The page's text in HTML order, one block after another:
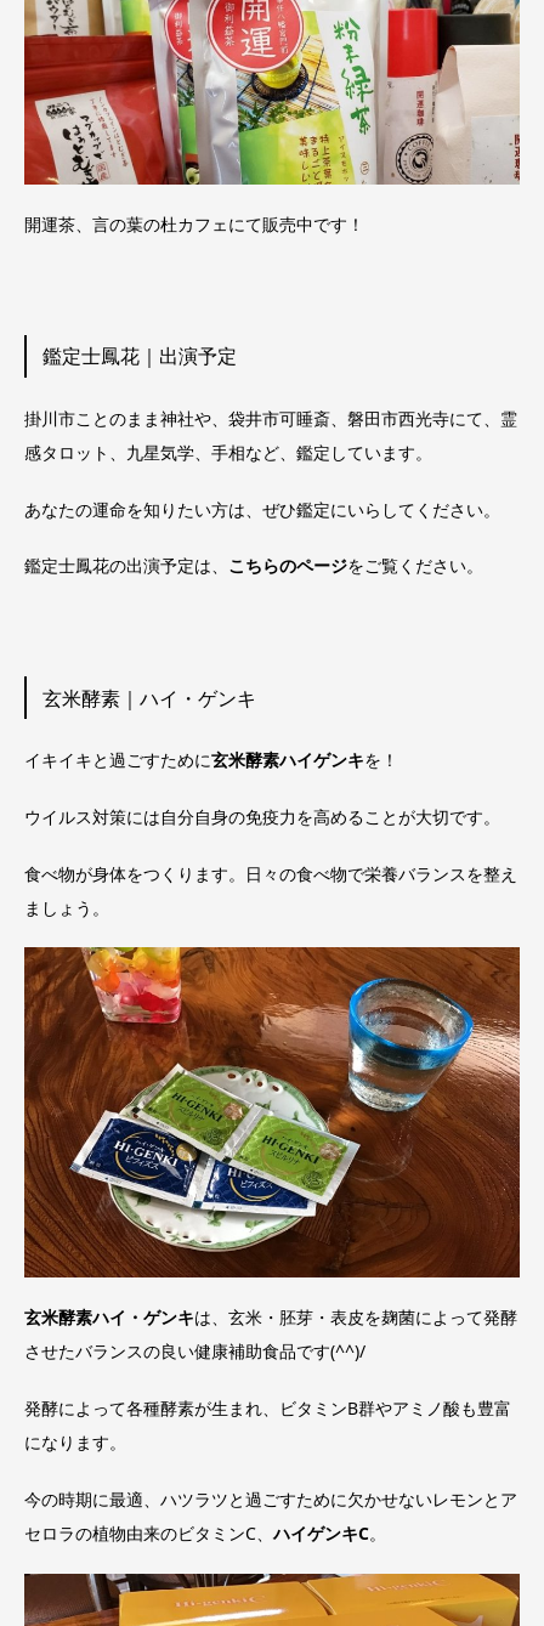
開運茶、言の葉の杜カフェにて販売中です！
鑑定士鳳花｜出演予定
掛川市ことのまま神社や、袋井市可睡斎、磐田市西光寺にて、霊
感タロット、九星気学、手相など、鑑定しています。
あなたの運命を知りたい方は、ぜひ鑑定にいらしてください。
鑑定士鳳花の出演予定は、 こちらのページをご覧ください。
玄米酵素｜ハイ・ゲンキ
イキイキと過ごすために玄米酵素ハイゲンキを！
ウイルス対策には自分自身の免疫力を高めることが大切です。
食べ物が身体をつくります。日々の食べ物で栄養バランスを整え
ましょう。
玄米酵素ハイ・ゲンキは、玄米・胚芽・表皮を麹菌によって発酵
させたバランスの良い健康補助食品です(^^)/
発酵によって各種酵素が生まれ、ビタミンB群やアミノ酸も豊富
になります。
今の時期に最適、ハツラツと過ごすために欠かせないレモンとア
セロラの植物由来のビタミンC、ハイゲンキC。